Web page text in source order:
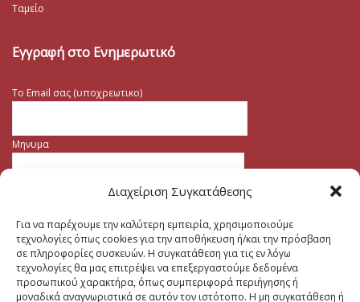
Διαχείριση Συγκατάθεσης
Για να παρέχουμε την καλύτερη εμπειρία, χρησιμοποιούμε
τεχνολογίες όπως cookies για την αποθήκευση ή/και την πρόσβαση
σε πληροφορίες συσκευών. Η συγκατάθεση για τις εν λόγω
τεχνολογίες θα μας επιτρέψει να επεξεργαστούμε δεδομένα
προσωπικού χαρακτήρα, όπως συμπεριφορά περιήγησης ή
μοναδικά αναγνωριστικά σε αυτόν τον ιστότοπο. Η μη συγκατάθεση ή
Ταμείο
Εγγραφή στο Ενημερωτικό
Το Email σας (υποχρεωτικο)
Μηνυμα